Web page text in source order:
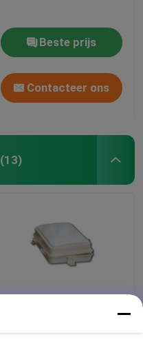
Beste prijs
Contacteer ons
(13)
optische einddoos van